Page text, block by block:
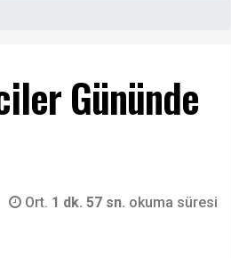
Gününde
Ort. 1 dk. 57 sn. okuma süresi